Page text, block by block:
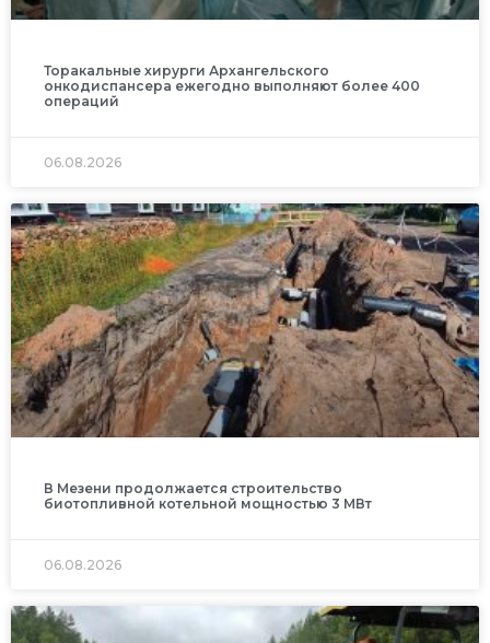
Торакальные хирурги Архангельского
онкодиспансера ежегодно выполняют более 400
операций
06.08.2026
В Мезени продолжается строительство
биотопливной котельной мощностью 3 МВт
06.08.2026